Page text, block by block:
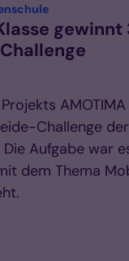
:
gewinnt
Challenge
Aufgabe war
dem Thema